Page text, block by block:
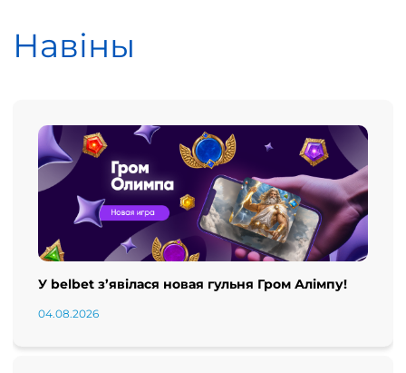
Навіны
У belbet з’явілася новая гульня Гром Алімпу!
04.08.2026